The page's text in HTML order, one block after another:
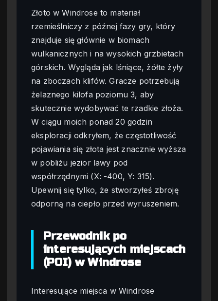
Złoto w Windrose to materiał
rzemieślniczy z późnej fazy gry, który
znajduje się głównie w biomach
wulkanicznych i na wysokich grzbietach
górskich. Wygląda jak lśniące, żółte żyły
na zboczach klifów. Gracze potrzebują
żelaznego kilofa poziomu 3, aby
skutecznie wydobywać te rzadkie złoża.
W ciągu moich ponad 20 godzin
eksploracji odkryłem, że częstotliwość
pojawiania się złota jest znacznie wyższa
w pobliżu jezior lawy pod
współrzędnymi (X: -400, Y: 315).
Upewnij się tylko, że stworzyłeś zbroję
odporną na ciepło przed wyruszeniem.
Przewodnik po
interesujących miejscach
(POI) w Windrose
Interesujące miejsca w Windrose